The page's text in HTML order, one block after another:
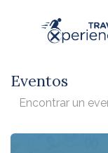
Eventos